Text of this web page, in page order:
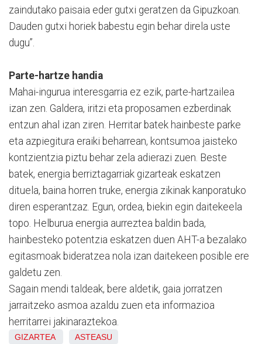
zaindutako paisaia eder gutxi geratzen da Gipuzkoan.
Dauden gutxi horiek babestu egin behar direla uste
dugu”.
Parte-hartze handia
Mahai-ingurua interesgarria ez ezik, parte-hartzailea
izan zen. Galdera, iritzi eta proposamen ezberdinak
entzun ahal izan ziren. Herritar batek hainbeste parke
eta azpiegitura eraiki beharrean, kontsumoa jaisteko
kontzientzia piztu behar zela adierazi zuen. Beste
batek, energia berriztagarriak gizarteak eskatzen
dituela, baina horren truke, energia zikinak kanporatuko
diren esperantzaz. Egun, ordea, biekin egin daitekeela
topo. Helburua energia aurreztea baldin bada,
hainbesteko potentzia eskatzen duen AHT-a bezalako
egitasmoak bideratzea nola izan daitekeen posible ere
galdetu zen.
Sagain mendi taldeak, bere aldetik, gaia jorratzen
jarraitzeko asmoa azaldu zuen eta informazioa
herritarrei jakinaraztekoa.
GIZARTEA ASTEASU